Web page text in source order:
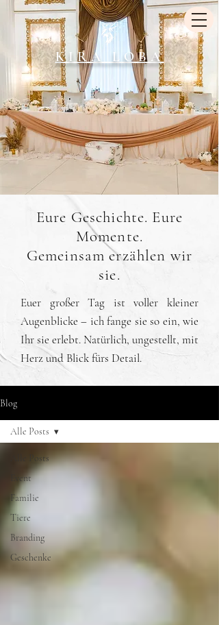
KIRA LOBA
Eure Geschichte. Eure
Momente.
Gemeinsam erzählen wir
sie.
Euer großer Tag ist voller kleiner
Augenblicke – ich fange sie so ein, wie
Ihr sie erlebt. Natürlich, ungestellt, mit
Herz und Blick fürs Detail.
Blog
Alle Posts
Event
Familie
Tiere
Branding
Geschenke
Alle Posts